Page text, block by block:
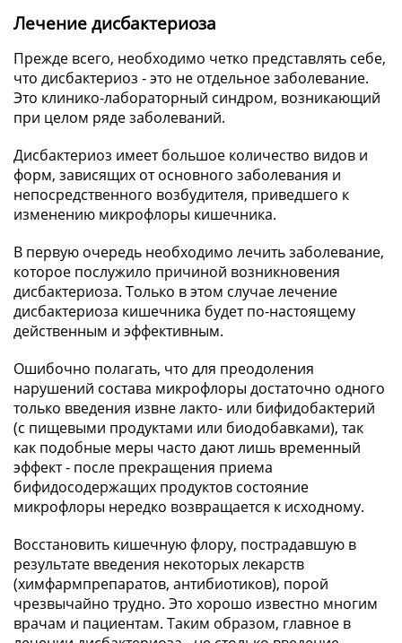
Лечение дисбактериоза
Прежде всего, необходимо четко представлять себе,
что дисбактериоз - это не отдельное заболевание.
Это клинико-лабораторный синдром, возникающий
при целом ряде заболеваний.
Дисбактериоз имеет большое количество видов и
форм, зависящих от основного заболевания и
непосредственного возбудителя, приведшего к
изменению микрофлоры кишечника.
В первую очередь необходимо лечить заболевание,
которое послужило причиной возникновения
дисбактериоза. Только в этом случае лечение
дисбактериоза кишечника будет по-настоящему
действенным и эффективным.
Ошибочно полагать, что для преодоления
нарушений состава микрофлоры достаточно одного
только введения извне лакто- или бифидобактерий
(с пищевыми продуктами или биодобавками), так
как подобные меры часто дают лишь временный
эффект - после прекращения приема
бифидосодержащих продуктов состояние
микрофлоры нередко возвращается к исходному.
Восстановить кишечную флору, пострадавшую в
результате введения некоторых лекарств
(химфармпрепаратов, антибиотиков), порой
чрезвычайно трудно. Это хорошо известно многим
врачам и пациентам. Таким образом, главное в